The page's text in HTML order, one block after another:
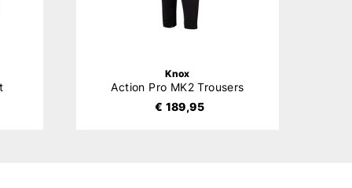
Knox
Action Pro MK2 Trousers
€ 189,95